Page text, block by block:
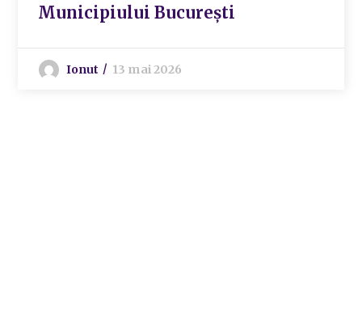
Municipiului București
Ionut 13 mai 2026